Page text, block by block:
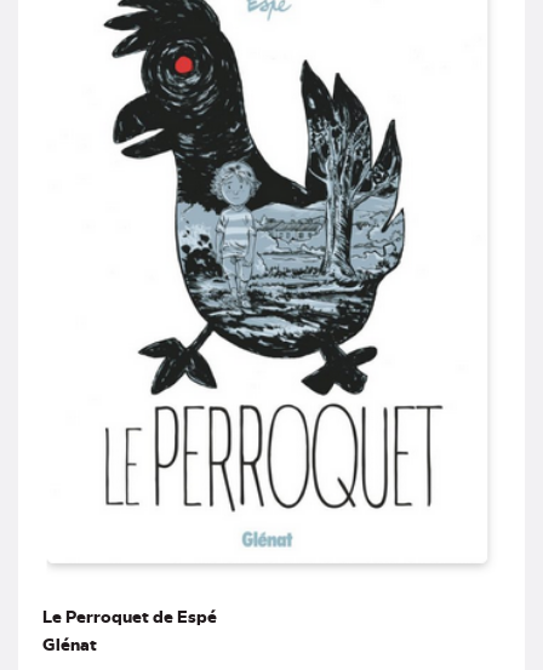
Le Perroquet de Espé
Glénat